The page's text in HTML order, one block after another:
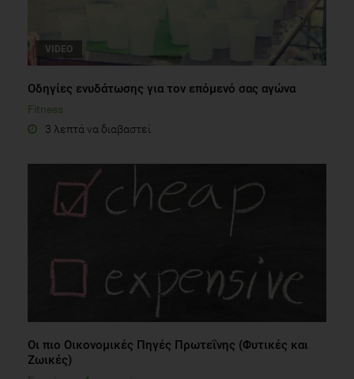
VIDEO
Οδηγίες ενυδάτωσης για τον επόμενό σας αγώνα
Fitness
3 λεπτά να διαβαστεί
Οι πιο Οικονομικές Πηγές Πρωτεΐνης (Φυτικές και
Ζωικές)